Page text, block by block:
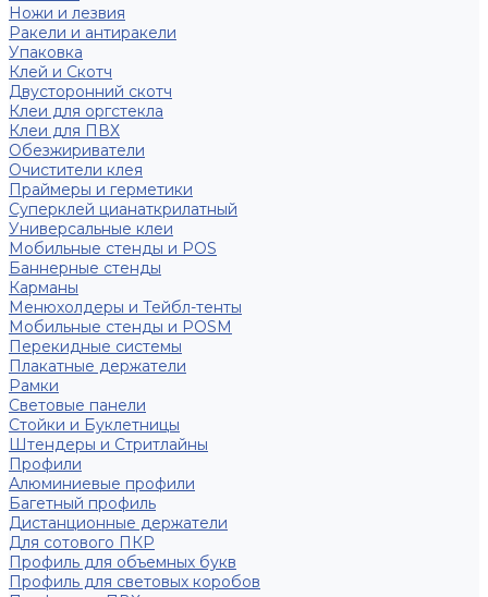
Ножи и лезвия
Ракели и антиракели
Упаковка
Клей и Скотч
Двусторонний скотч
Клеи для оргстекла
Клеи для ПВХ
Обезжириватели
Очистители клея
Праймеры и герметики
Суперклей цианаткрилатный
Универсальные клеи
Мобильные стенды и POS
Баннерные стенды
Карманы
Менюхолдеры и Тейбл-тенты
Мобильные стенды и POSM
Перекидные системы
Плакатные держатели
Рамки
Световые панели
Стойки и Буклетницы
Штендеры и Стритлайны
Профили
Алюминиевые профили
Багетный профиль
Дистанционные держатели
Для сотового ПКР
Профиль для объемных букв
Профиль для световых коробов